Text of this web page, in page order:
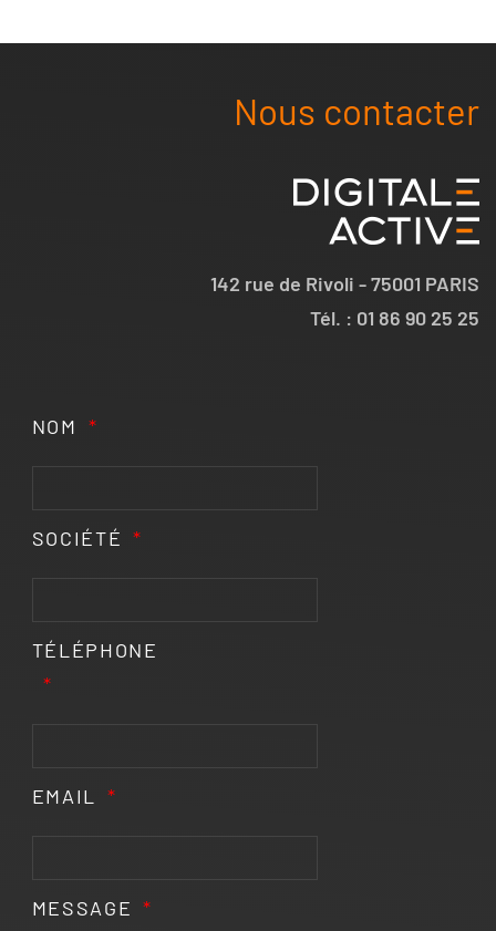
Nous contacter
142 rue de Rivoli - 75001 PARIS
Tél. : 01 86 90 25 25
NOM
SOCIÉTÉ
TÉLÉPHONE
EMAIL
MESSAGE